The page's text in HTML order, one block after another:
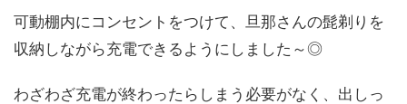
可動棚内にコンセントをつけて、旦那さんの髭剃りを
収納しながら充電できるようにしました～◎
わざわざ充電が終わったらしまう必要がなく、出しっ